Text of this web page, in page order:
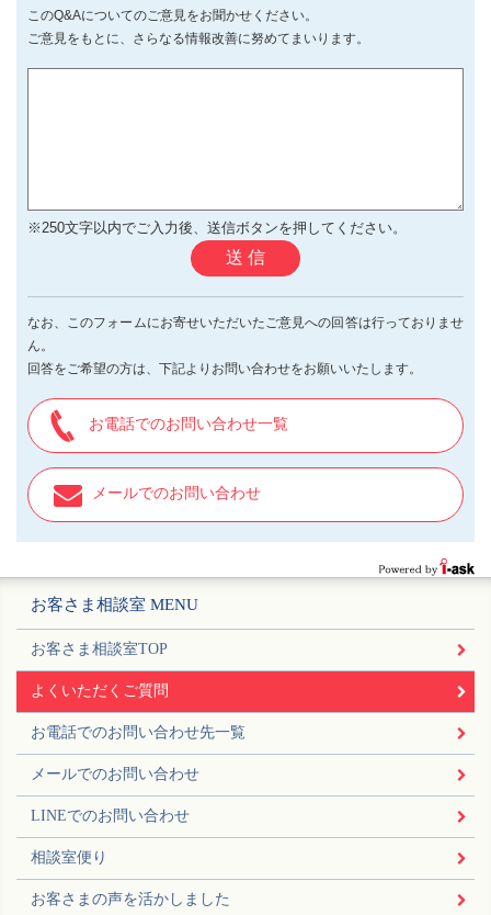
このQ&Aについてのご意見をお聞かせください。
ご意見をもとに、さらなる情報改善に努めてまいります。
※250文字以内でご入力後、送信ボタンを押してください。
送 信
なお、このフォームにお寄せいただいたご意見への回答は行っておりませ
ん。
回答をご希望の方は、下記よりお問い合わせをお願いいたします。
お電話でのお問い合わせ一覧
メールでのお問い合わせ
お客さま相談室 MENU
お客さま相談室TOP
よくいただくご質問
お電話でのお問い合わせ先一覧
メールでのお問い合わせ
LINEでのお問い合わせ
相談室便り
お客さまの声を活かしました